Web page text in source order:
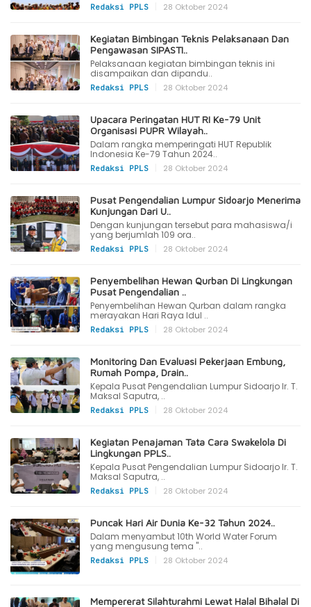
Redaksi PPLS 28 Oktober 2024
Kegiatan Bimbingan Teknis Pelaksanaan Dan
Pengawasan SIPASTI..
Pelaksanaan kegiatan bimbingan teknis ini
disampaikan dan dipandu..
Redaksi PPLS 28 Oktober 2024
Upacara Peringatan HUT RI Ke-79 Unit
Organisasi PUPR Wilayah..
Dalam rangka memperingati HUT Republik
Indonesia Ke-79 Tahun 2024..
Redaksi PPLS 28 Oktober 2024
Pusat Pengendalian Lumpur Sidoarjo Menerima
Kunjungan Dari U..
Dengan kunjungan tersebut para mahasiswa/i
yang berjumlah 109 ora..
Redaksi PPLS 28 Oktober 2024
Penyembelihan Hewan Qurban Di Lingkungan
Pusat Pengendalian ..
Penyembelihan Hewan Qurban dalam rangka
merayakan Hari Raya Idul ..
Redaksi PPLS 28 Oktober 2024
Monitoring Dan Evaluasi Pekerjaan Embung,
Rumah Pompa, Drain..
Kepala Pusat Pengendalian Lumpur Sidoarjo Ir. T.
Maksal Saputra, ..
Redaksi PPLS 28 Oktober 2024
Kegiatan Penajaman Tata Cara Swakelola Di
Lingkungan PPLS..
Kepala Pusat Pengendalian Lumpur Sidoarjo Ir. T.
Maksal Saputra, ..
Redaksi PPLS 28 Oktober 2024
Puncak Hari Air Dunia Ke-32 Tahun 2024..
Dalam menyambut 10th World Water Forum
yang mengusung tema "..
Redaksi PPLS 28 Oktober 2024
Mempererat Silahturahmi Lewat Halal Bihalal Di